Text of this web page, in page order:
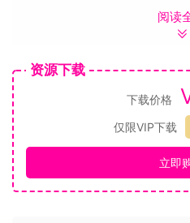
《三国群英传》是由宇峻奥汀（
棋游戏，也是三国群英传系列的
致流程是“内政经营模式”到“大
生”，再循环到“内政经营模式”。
游戏特色：
搜索地图，开发人口
武将智力、武力达85以上可进行
人口，增加金钱，预备兵役上限
开发到一定程度，可以达到10个
阅读
资源下载
下载价格
仅限VIP下载
立即